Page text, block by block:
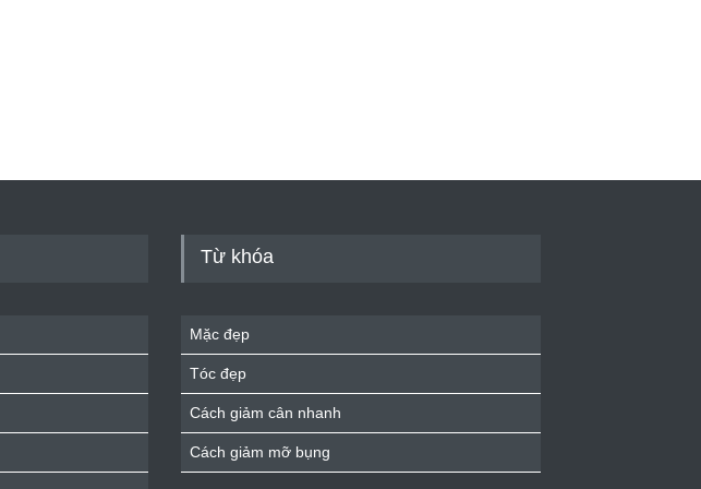
Từ khóa
Mặc đẹp
Tóc đẹp
Cách giảm cân nhanh
Cách giảm mỡ bụng